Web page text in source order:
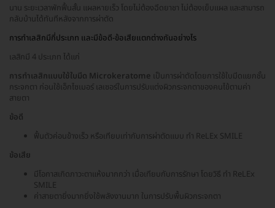
นาน ระยะเวลาพักฟื้นสั้น แผลหายเร็ว โดยไม่ต้องฉีดยาชา ไม่ต้องเย็บแผล และสามารถ
กลับบ้านได้ทันทีหลังจากการผ่าตัด
การทำเลสิกมีกี่ประเภท และมีข้อดี-ข้อเสียแตกต่างกันอย่างไร
เลสิกมี 4 ประเภท ได้แก่
การทำเลสิกแบบใช้ใบมีด Microkeratome เป็นการผ่าตัดโดยการใช้ใบมีดแยกชั้น
กระจกตา ก่อนใช้เอ็กไซเมอร์ เลเซอร์ในการปรับแต่งผิวกระจกตาของคนไข้ตามค่า
สายตา
ข้อดี
ฟื้นตัวค่อนข้างเร็ว หรือเทียบเท่ากับการผ่าตัดแบบ ทำ ReLEx SMILE
ข้อเสีย
มีโอกาสเกิดภาวะตาแห้งมากกว่า เมื่อเทียบกับการรักษา โดยวิธี ทำ ReLEx
SMILE
ค่าสายตายิ่งมากยิ่งใช้พลังงานมาก ในการปรับพื้นผิวกระจกตา